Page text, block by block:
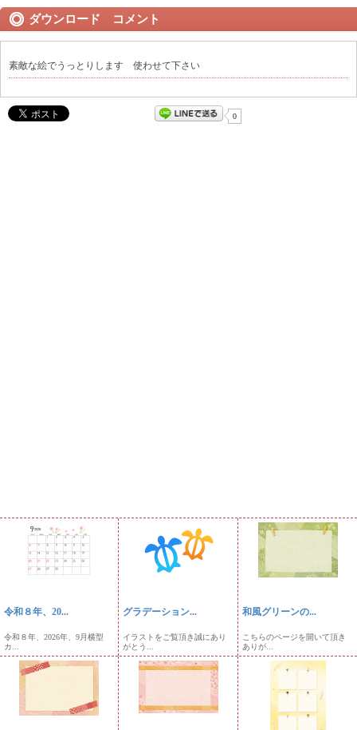
ダウンロード コメント
素敵な絵でうっとりします 使わせて下さい
0
令和８年、20...
令和８年、2026年、9月横型
カ...
グラデーション...
イラストをご覧頂き誠にあり
がとう...
和風グリーンの...
こちらのページを開いて頂き
ありが...